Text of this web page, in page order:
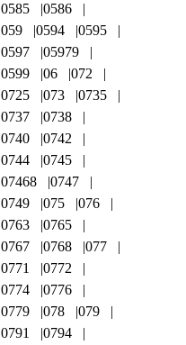
0585
0586
059 0594
0595
0597
05979
0599 06
072
0725 073
0735
0737
0738
0740
0742
0744
0745
07468
0747
0749 075
076
0763
0765
0767 0768
077
0771
0772
0774
0776
0779 078
079
0791
0794